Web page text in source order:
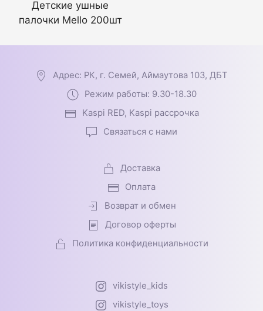
Детские ушные
палочки Mello 200шт
Адрес: РК, г. Семей, Аймаутова 103, ДБТ
Режим работы: 9.30-18.30
Kaspi RED, Kaspi рассрочка
Связаться с нами
Доставка
Оплата
Возврат и обмен
Договор оферты
Политика конфиденциальности
vikistyle_kids
vikistyle_toys